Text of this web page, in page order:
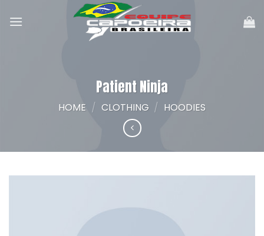
Patient Ninja
HOME / CLOTHING / HOODIES